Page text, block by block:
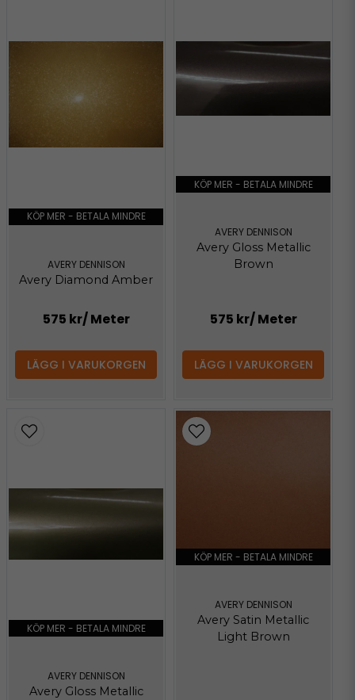
KÖP MER - BETALA MINDRE
AVERY DENNISON
Avery Diamond Amber
575 kr/ Meter
LÄGG I VARUKORGEN
KÖP MER - BETALA MINDRE
AVERY DENNISON
Avery Gloss Metallic
Brown
575 kr/ Meter
LÄGG I VARUKORGEN
KÖP MER - BETALA MINDRE
AVERY DENNISON
Avery Gloss Metallic
KÖP MER - BETALA MINDRE
AVERY DENNISON
Avery Satin Metallic
Light Brown